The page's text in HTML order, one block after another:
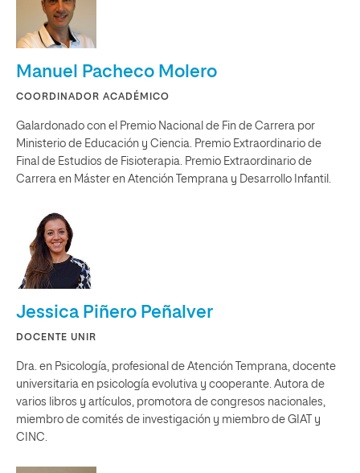
Manuel Pacheco Molero
COORDINADOR ACADÉMICO
Galardonado con el Premio Nacional de Fin de Carrera por
Ministerio de Educación y Ciencia. Premio Extraordinario de
Final de Estudios de Fisioterapia. Premio Extraordinario de
Carrera en Máster en Atención Temprana y Desarrollo Infantil.
Jessica Piñero Peñalver
DOCENTE UNIR
Dra. en Psicología, profesional de Atención Temprana, docente
universitaria en psicología evolutiva y cooperante. Autora de
varios libros y artículos, promotora de congresos nacionales,
miembro de comités de investigación y miembro de GIAT y
CINC.